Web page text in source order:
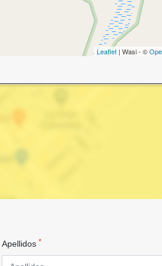
Leaflet | Wasi - ©
Apellidos *